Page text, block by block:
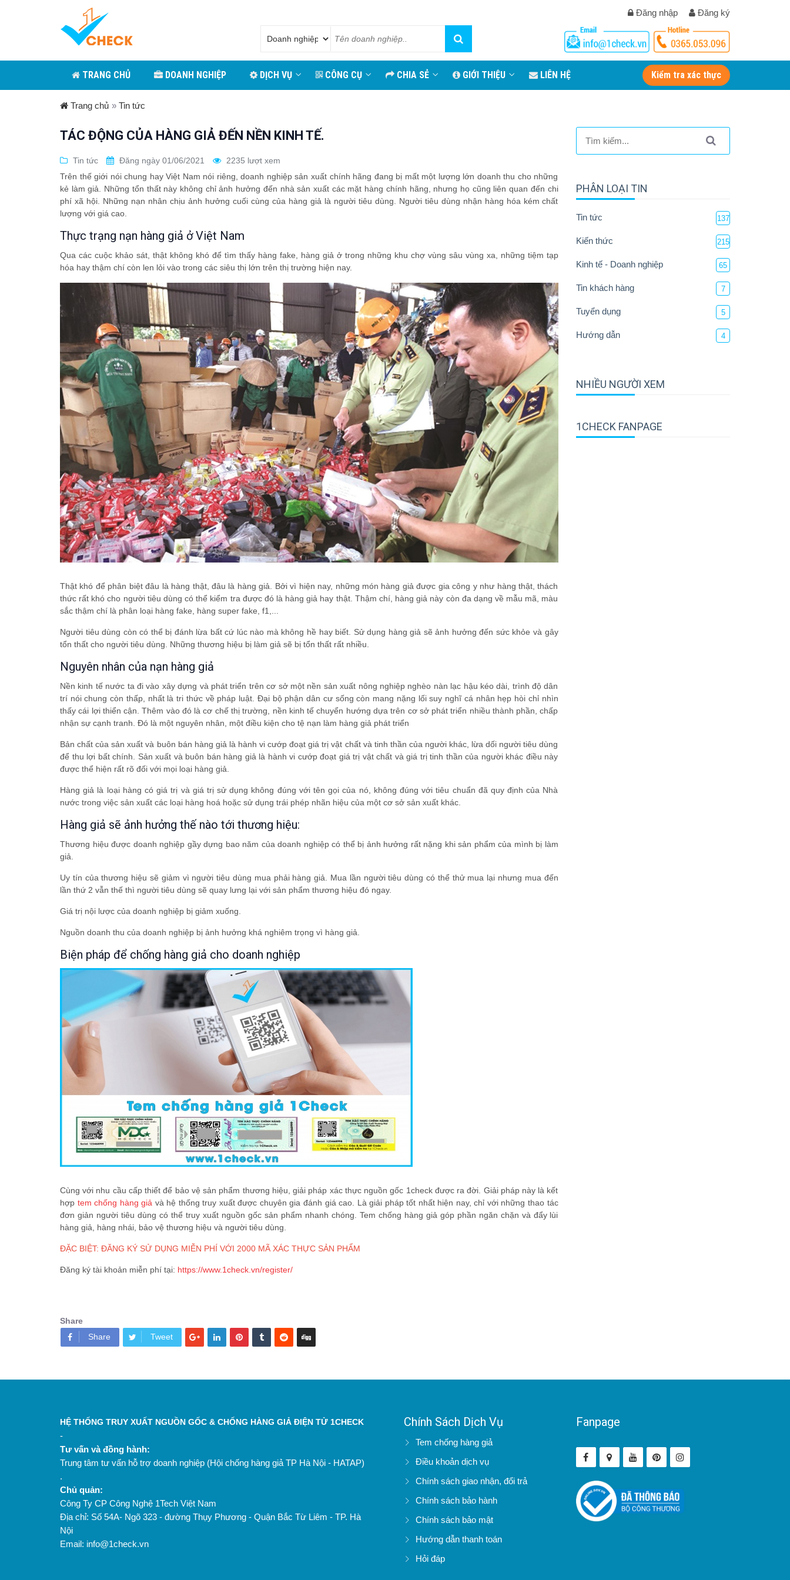
Đăng nhập Đăng ký
TRANG CHỦ DOANH NGHIỆP DỊCH VỤ CÔNG CỤ CHIA SẺ GIỚI THIỆU LIÊN HỆ Kiểm tra xác thực
Trang chủ » Tin tức
TÁC ĐỘNG CỦA HÀNG GIẢ ĐẾN NỀN KINH TẾ.
Tin tức Đăng ngày 01/06/2021
2235 lượt xem
Trên thế giới nói chung hay Việt Nam nói riêng, doanh nghiệp sản xuất chính hãng đang bị mất một lượng lớn doanh thu cho những
kẻ làm giả. Những tổn thất này không chỉ ảnh hưởng đến nhà sản xuất các mặt hàng chính hãng, nhưng họ cũng liên quan đến chi
phí xã hội. Những nạn nhân chịu ảnh hưởng cuối cùng của hàng giả là người tiêu dùng. Người tiêu dùng nhận hàng hóa kém chất
lượng với giá cao.
Thực trạng nạn hàng giả ở Việt Nam
Qua các cuộc khảo sát, thật không khó để tìm thấy hàng fake, hàng giả ở trong những khu chợ vùng sâu vùng xa, những tiệm tạp
hóa hay thậm chí còn len lỏi vào trong các siêu thị lớn trên thị trường hiện nay.
Thật khó để phân biệt đâu là hàng thật, đâu là hàng giả. Bởi vì hiện nay, những món hàng giả được gia công y như hàng thật, thách
thức rất khó cho người tiêu dùng có thể kiểm tra được đó là hàng giả hay thật. Thậm chí, hàng giả này còn đa dạng về mẫu mã, màu
sắc thậm chí là phân loại hàng fake, hàng super fake, f1,...
Người tiêu dùng còn có thể bị đánh lừa bất cứ lúc nào mà không hề hay biết. Sử dụng hàng giả sẽ ảnh hưởng đến sức khỏe và gây
tổn thất cho người tiêu dùng. Những thương hiệu bị làm giả sẽ bị tổn thất rất nhiều.
Nguyên nhân của nạn hàng giả
Nền kinh tế nước ta đi vào xây dựng và phát triển trên cơ sở một nền sản xuất nông nghiệp nghèo nàn lạc hậu kéo dài, trình độ dân
trí nói chung còn thấp, nhất là tri thức về pháp luật. Đại bộ phận dân cư sống còn mang nặng lối suy nghĩ cá nhân hẹp hòi chỉ nhìn
thấy cái lợi thiển cận. Thêm vào đó là cơ chế thị trường, nền kinh tế chuyển hướng dựa trên cơ sở phát triển nhiều thành phần, chấp
nhận sự cạnh tranh. Đó là một nguyên nhân, một điều kiện cho tệ nạn làm hàng giả phát triển
Bản chất của sản xuất và buôn bán hàng giả là hành vi cướp đoạt giá trị vật chất và tinh thần của người khác, lừa dối người tiêu dùng
để thu lợi bất chính. Sản xuất và buôn bán hàng giả là hành vi cướp đoạt giá trị vật chất và giá trị tinh thần của người khác điều này
được thể hiện rất rõ đối với mọi loại hàng giả.
Hàng giả là loại hàng có giá trị và giá trị sử dụng không đúng với tên gọi của nó, không đúng với tiêu chuẩn đã quy định của Nhà
nước trong việc sản xuất các loại hàng hoá hoặc sử dụng trái phép nhãn hiệu của một cơ sở sản xuất khác.
Hàng giả sẽ ảnh hưởng thế nào tới thương hiệu:
Thương hiệu được doanh nghiệp gầy dựng bao năm của doanh nghiệp có thể bị ảnh hưởng rất nặng khi sản phẩm của mình bị làm
giả.
Uy tín của thương hiệu sẽ giảm vì người tiêu dùng mua phải hàng giả. Mua lần người tiêu dùng có thể thử mua lại nhưng mua đến
lần thứ 2 vẫn thế thì người tiêu dùng sẽ quay lưng lại với sản phẩm thương hiệu đó ngay.
Giá trị nội lược của doanh nghiệp bị giảm xuống.
Nguồn doanh thu của doanh nghiệp bị ảnh hưởng khá nghiêm trọng vì hàng giả.
Biện pháp để chống hàng giả cho doanh nghiệp
Cùng với nhu cầu cấp thiết để bảo vệ sản phẩm thương hiệu, giải pháp xác thực nguồn gốc 1check được ra đời. Giải pháp này là kết
hợp tem chống hàng giả và hệ thống truy xuất được chuyên gia đánh giá cao. Là giải pháp tốt nhất hiện nay, chỉ với những thao tác
đơn giản người tiêu dùng có thể truy xuất nguồn gốc sản phẩm nhanh chóng. Tem chống hàng giả góp phần ngăn chặn và đẩy lùi
hàng giả, hàng nhái, bảo vệ thương hiệu và người tiêu dùng.
ĐẶC BIỆT: ĐĂNG KÝ SỬ DỤNG MIỄN PHÍ VỚI 2000 MÃ XÁC THỰC SẢN PHẨM
Đăng ký tài khoản miễn phí tại: https://www.1check.vn/register/
Share
Share
Tweet
PHÂN LOẠI TIN
Tin tức 137
Kiến thức 215
Kinh tế - Doanh nghiệp 65
Tin khách hàng 7
Tuyển dụng 5
Hướng dẫn 4
NHIỀU NGƯỜI XEM
1CHECK FANPAGE
HỆ THỐNG TRUY XUẤT NGUỒN GỐC & CHỐNG HÀNG GIẢ ĐIỆN TỬ 1CHECK
-
Tư vấn và đồng hành:
Trung tâm tư vấn hỗ trợ doanh nghiệp (Hội chống hàng giả TP Hà Nội - HATAP)
.
Chủ quản:
Công Ty CP Công Nghệ 1Tech Việt Nam
Địa chỉ: Số 54A- Ngõ 323 - đường Thụy Phương - Quận Bắc Từ Liêm - TP. Hà
Nội
Email: info@1check.vn
Chính Sách Dịch Vụ
Tem chống hàng giả
Điều khoản dịch vụ
Chính sách giao nhận, đổi trả
Chính sách bảo hành
Chính sách bảo mật
Hướng dẫn thanh toán
Hỏi đáp
Fanpage